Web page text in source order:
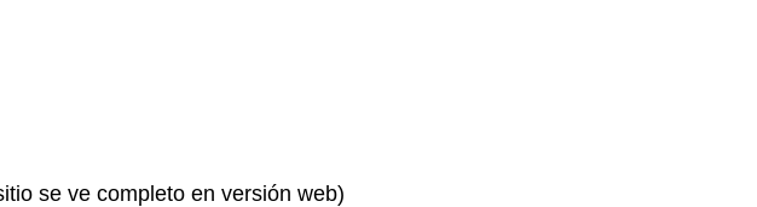
se ve completo en versión web)